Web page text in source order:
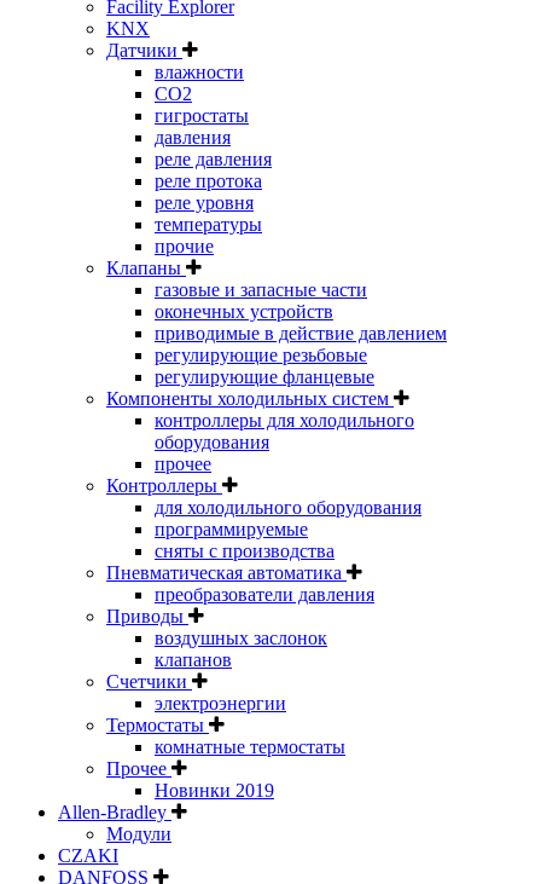
Facility Explorer
KNX
Датчики
влажности
CO2
гигростаты
давления
реле давления
реле протока
реле уровня
температуры
прочие
Клапаны
газовые и запасные части
оконечных устройств
приводимые в действие давлением
регулирующие резьбовые
регулирующие фланцевые
Компоненты холодильных систем
контроллеры для холодильного
оборудования
прочее
Контроллеры
для холодильного оборудования
программируемые
сняты с производства
Пневматическая автоматика
преобразователи давления
Приводы
воздушных заслонок
клапанов
Счетчики
электроэнергии
Термостаты
комнатные термостаты
Прочее
Новинки 2019
Allen-Bradley
Модули
CZAKI
DANFOSS